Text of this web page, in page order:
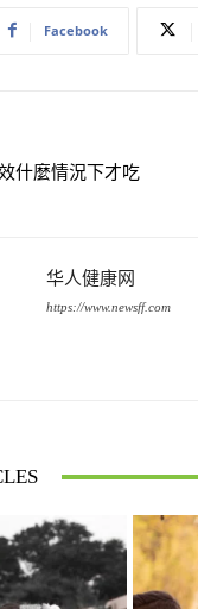
Facebook
什麼情況下才吃
华人健康网
https://www.newsff.com